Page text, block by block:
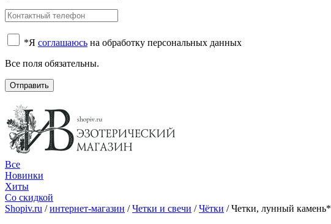
*Я соглашаюсь на обработку персональных данных
Все поля обязательны.
Отправить
Все
Новинки
Хиты
Со скидкой
Shopiv.ru /интернет-магазин /Четки и свечи /Чётки /Четки, лунный камень*